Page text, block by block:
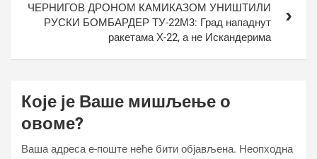
ЧЕРНИГОВ ДРОНОМ КАМИКАЗОМ УНИШТИЛИ
РУСКИ БОМБАРДЕР ТУ-22М3: Град нападнут
ракетама Х-22, а не Искандерима
Које је Ваше мишљење о
овоме?
Ваша адреса е-поште неће бити објављена. Неопходна